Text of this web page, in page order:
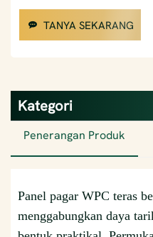
TANYA SEKARANG
Kategori
Penerangan Produk
Panel pagar WPC teras
menggabungkan daya